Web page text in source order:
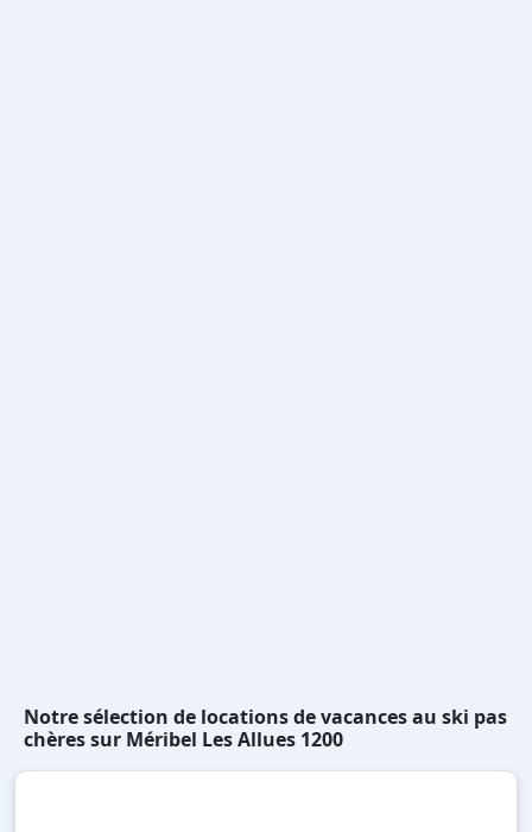
Notre sélection de locations de vacances au ski pas
chères sur Méribel Les Allues 1200